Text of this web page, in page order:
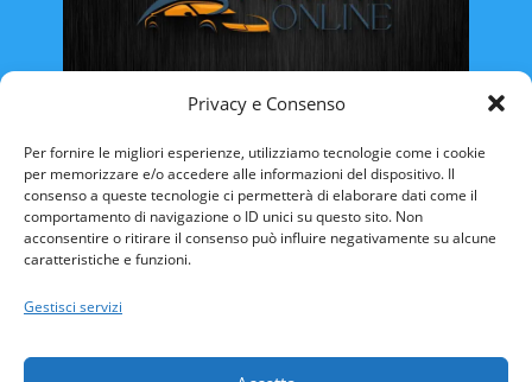
Privacy e Consenso
Per fornire le migliori esperienze, utilizziamo tecnologie come i cookie
per memorizzare e/o accedere alle informazioni del dispositivo. Il
consenso a queste tecnologie ci permetterà di elaborare dati come il
comportamento di navigazione o ID unici su questo sito. Non
acconsentire o ritirare il consenso può influire negativamente su alcune
caratteristiche e funzioni.
Gestisci serviziCAMPANIA
FRIULI VENEZIA-GIULIA
LAZIO LIGURIA